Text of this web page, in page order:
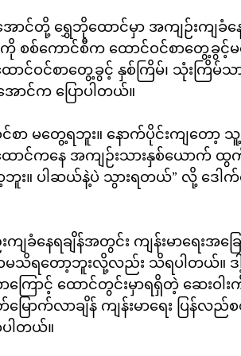
ောင်တို့ ရွှေဘိုထောင်မှာ အကျဉ်းကျခံန
စစ်ကောင်စီက ထောင်ဝင်စာတွေ့ခွင့်မပ
ာင်ဝင်စာတွေ့ခွင့် နှစ်ကြိမ်၊ သုံးကြိမ်သ
ာင်က ပြောပါတယ်။
င်စာ မတွေ့ရဘူး။ နောက်ပိုင်းကျတေ
ာင်ကနေ အကျဉ်းသားနှစ်ယောက် ထွက်
း။ ပါဆယ်နဲ့ပဲ သွားရတယ်” လို့ ဒေါက်
ခံနေရချိန်အတွင်း ကျန်းမာရေးအခြ
ာမသိရတော့ဘူးလို့လည်း သိရပါတယ်။ ဒ
ာကြောင့် ထောင်တွင်းမှာရရှိတဲ့ ဆေးဝါး
ောက်လာချိန် ကျန်းမာရေး ပြန်လည်
ါတယ်။